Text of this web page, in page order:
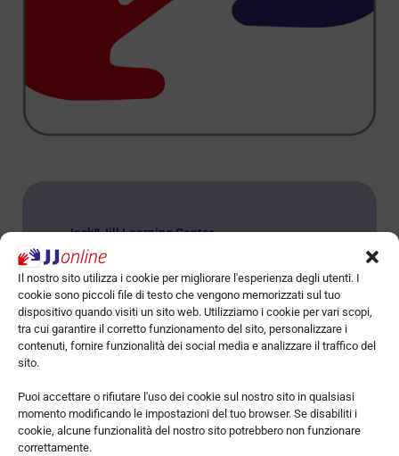
Il nostro sito utilizza i cookie per migliorare l'esperienza degli utenti. I
cookie sono piccoli file di testo che vengono memorizzati sul tuo
dispositivo quando visiti un sito web. Utilizziamo i cookie per vari scopi,
tra cui garantire il corretto funzionamento del sito, personalizzare i
contenuti, fornire funzionalità dei social media e analizzare il traffico del
sito.
Puoi accettare o rifiutare l'uso dei cookie sul nostro sito in qualsiasi
momento modificando le impostazioni del tuo browser. Se disabiliti i
cookie, alcune funzionalità del nostro sito potrebbero non funzionare
correttamente.
Jack&Jill Learning Center
Type : Standing
Address :
via Santa Croce 4, 10024 Moncalieri (TO)
Directionsopen_in_new
JJonline prende forma come “costola” di Jack&Jill
Torino nel 2017 con un ambizioso obiettivo:
insegnare l’inglese in maniera efficace attraverso la
motivazione e il coinvolgimento attivo degli studenti.